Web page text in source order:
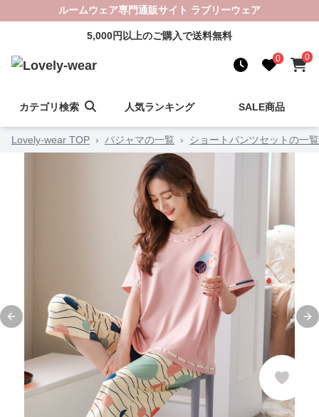
ルームウェア専門通販サイト ラブリーウェア
5,000円以上のご購入で送料無料
0 0
カテゴリ検索 人気ランキング SALE商品
Lovely-wear TOP › パジャマの一覧 › ショートパンツセットの一覧
Previous slide